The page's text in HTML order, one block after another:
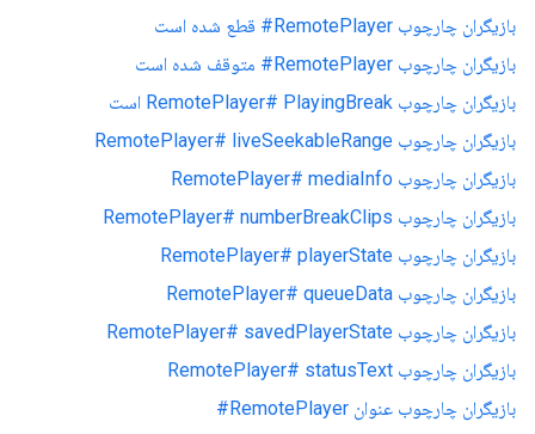
بازیگران چارچوب RemotePlayer# قطع شده است
بازیگران چارچوب RemotePlayer# متوقف شده است
بازیگران چارچوب RemotePlayer# PlayingBreak است
بازیگران چارچوب RemotePlayer# liveSeekableRange
بازیگران چارچوب RemotePlayer# mediaInfo
بازیگران چارچوب RemotePlayer# numberBreakClips
بازیگران چارچوب RemotePlayer# playerState
بازیگران چارچوب RemotePlayer# queueData
بازیگران چارچوب RemotePlayer# savedPlayerState
بازیگران چارچوب RemotePlayer# statusText
بازیگران چارچوب عنوان RemotePlayer#